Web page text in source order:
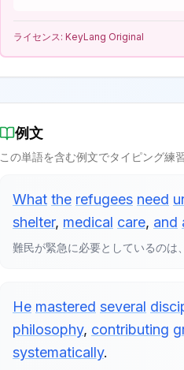
ライセンス: KeyLang Original
例文
この単語を含む例文でタイピング練
What the refugees need
shelter, medical care, and
難民が緊急に必要としているのは
He mastered several
philosophy, contributing
systematically.